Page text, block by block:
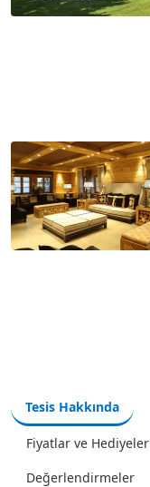
Tesis Hakkında
Fiyatlar ve Hediyeler
Değerlendirmeler